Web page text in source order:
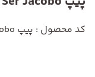
کد محصول : پیپ Ser Jacobo مدل L2D LEONARDO Polish